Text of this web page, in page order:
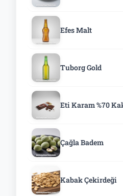
Efes Malt
Tuborg Gold
Eti Karam %70
Çağla Badem
Kabak Çekirdeği